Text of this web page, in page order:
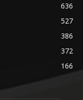
636
527
386
372
166